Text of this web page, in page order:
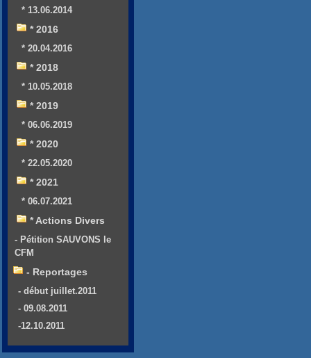
* 13.06.2014
* 2016
* 20.04.2016
* 2018
* 10.05.2018
* 2019
* 06.06.2019
* 2020
* 22.05.2020
* 2021
* 06.07.2021
* Actions Divers
- Pétition SAUVONS le
CFM
- Reportages
- début juillet.2011
- 09.08.2011
-12.10.2011